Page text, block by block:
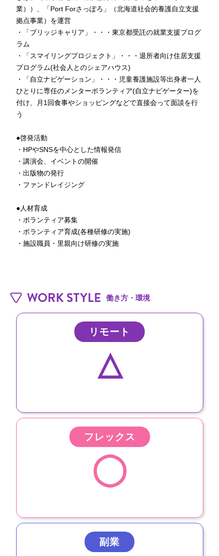
業））、「Port Forさっぽろ」（北海道社会的養護自立支援
拠点事業）を運営
・「ブリッジキャリア」・・・東京都受託の就業支援プログ
ラム
・「スマイリングプロジェクト」・・・退所者向け住居支援
プログラム(社会人とのシェアハウス)
・「自立ナビゲーション」・・・児童養護施設等出身者一人
ひとりに専任のメンターボランティア(自立ナビゲーター)を
付け、月1回食事やショッピングなどで直接会って面談を行
う
●啓発活動
・HPやSNSを中心とした情報発信
・講演会、イベントの開催
・出版物の発行
・ファンドレイジング
●人材育成
・ボランティア募集
・ボランティア育成(各種研修の実施)
・施設職員・里親向け研修の実施
WORK STYLE 働き方・環境
リモート
△
フレックス
◯
副業